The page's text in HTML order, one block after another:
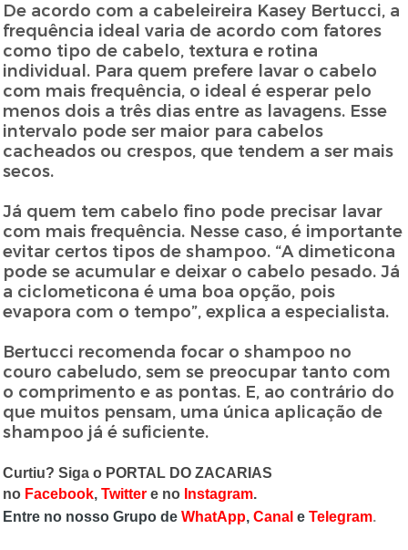
De acordo com a cabeleireira Kasey Bertucci, a
frequência ideal varia de acordo com fatores
como tipo de cabelo, textura e rotina
individual. Para quem prefere lavar o cabelo
com mais frequência, o ideal é esperar pelo
menos dois a três dias entre as lavagens. Esse
intervalo pode ser maior para cabelos
cacheados ou crespos, que tendem a ser mais
secos.
Já quem tem cabelo fino pode precisar lavar
com mais frequência. Nesse caso, é importante
evitar certos tipos de shampoo. “A dimeticona
pode se acumular e deixar o cabelo pesado. Já
a ciclometicona é uma boa opção, pois
evapora com o tempo”, explica a especialista.
Bertucci recomenda focar o shampoo no
couro cabeludo, sem se preocupar tanto com
o comprimento e as pontas. E, ao contrário do
que muitos pensam, uma única aplicação de
shampoo já é suficiente.
Curtiu? Siga o PORTAL DO ZACARIAS
no Facebook,Twitter e no Instagram.
Entre no nosso Grupo deWhatApp,Canal eTelegram.